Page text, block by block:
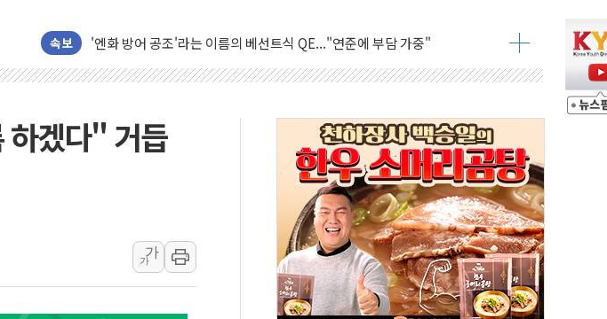
속보
청와대 "조희대 대법원장 탄핵 공감, 사실 아니다…대법관 신속 제청 해야"
서울 최고 기온 39도 기록
李대통령 "40도 폭염, 외신에서나 보던 일"…전방위 대응 지시
법무법인 YK, 교정위원 중앙협의회와 맞손…수용자·가족 법률지원 확대
컴투스, 8일부터 서머너즈 워 챔피언십 개최
인도, 차량 간 통신시스템 장착 의무화 추진..."업계 성장 저해" 우려도
Sh수협은행, 상상인증권 인수 추진
무역선부터 요트까지...관세청, 해상 마약밀수 '3중 차단'
서연컴퍼니, 시드 투자 유치…일본·동남아 사업 확대
하겠다" 거듭
가
가